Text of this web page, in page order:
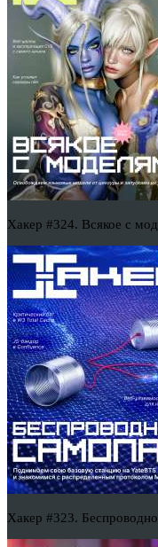
Хакер #324. Всякое с
Хакер #323.